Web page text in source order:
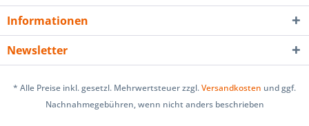
Informationen
Newsletter
* Alle Preise inkl. gesetzl. Mehrwertsteuer zzgl.Versandkosten und ggf.
Nachnahmegebühren, wenn nicht anders beschrieben